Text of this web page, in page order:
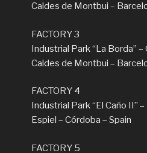
Caldes de Montbui –
FACTORY 3
Industrial Park “La Borda”
Caldes de Montbui –
FACTORY 4
Industrial Park “El Caño II”
Espiel – Córdoba – Spain
FACTORY 5